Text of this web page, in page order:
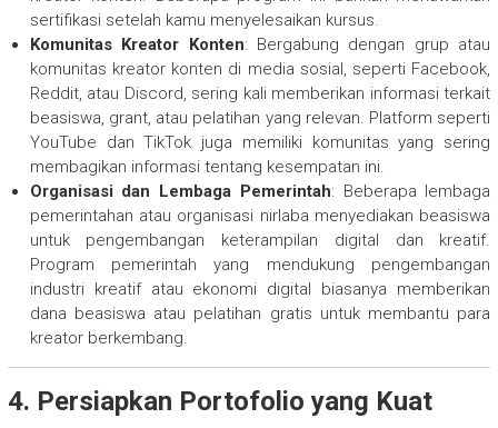
sertifikasi setelah kamu menyelesaikan kursus.
Komunitas Kreator Konten: Bergabung dengan grup atau
komunitas kreator konten di media sosial, seperti Facebook,
Reddit, atau Discord, sering kali memberikan informasi terkait
beasiswa, grant, atau pelatihan yang relevan. Platform seperti
YouTube dan TikTok juga memiliki komunitas yang sering
membagikan informasi tentang kesempatan ini.
Organisasi dan Lembaga Pemerintah: Beberapa lembaga
pemerintahan atau organisasi nirlaba menyediakan beasiswa
untuk pengembangan keterampilan digital dan kreatif.
Program pemerintah yang mendukung pengembangan
industri kreatif atau ekonomi digital biasanya memberikan
dana beasiswa atau pelatihan gratis untuk membantu para
kreator berkembang.
4. Persiapkan Portofolio yang Kuat